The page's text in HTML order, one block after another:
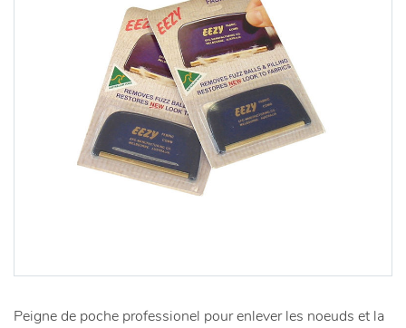
Peigne de poche professionel pour enlever les noeuds et la